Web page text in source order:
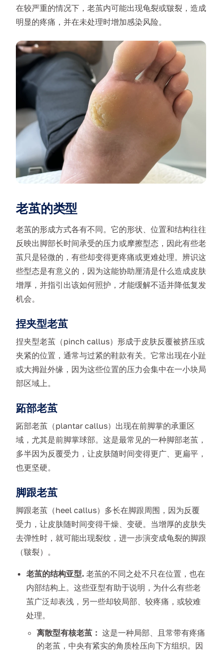
在较严重的情况下，老茧内可能出现龟裂或皲裂，造成
明显的疼痛，并在未处理时增加感染风险。
老茧的类型
老茧的形成方式各有不同。它的形状、位置和结构往往
反映出脚部长时间承受的压力或摩擦型态，因此有些老
茧只是轻微的，有些却变得更疼痛或更难处理。辨识这
些型态是有意义的，因为这能协助厘清是什么造成皮肤
增厚，并指引出该如何照护，才能缓解不适并降低复发
机会。
捏夹型老茧
捏夹型老茧（pinch callus）形成于皮肤反覆被挤压或
夹紧的位置，通常与过紧的鞋款有关。它常出现在小趾
或大拇趾外缘，因为这些位置的压力会集中在一小块局
部区域上。
跖部老茧
跖部老茧（plantar callus）出现在前脚掌的承重区
域，尤其是前脚掌球部。这是最常见的一种脚部老茧，
多半因为反覆受力，让皮肤随时间变得更广、更扁平，
也更坚硬。
脚跟老茧
脚跟老茧（heel callus）多长在脚跟周围，因为反覆
受力，让皮肤随时间变得干燥、变硬。当增厚的皮肤失
去弹性时，就可能出现裂纹，进一步演变成龟裂的脚跟
（皲裂）。
老茧的结构亚型. 老茧的不同之处不只在位置，也在
内部结构上。这些亚型有助于说明，为什么有些老
茧广泛却表浅，另一些却较局部、较疼痛，或较难
处理。
离散型有核老茧： 这是一种局部、且常带有疼痛
的老茧，中央有紧实的角质栓压向下方组织。因